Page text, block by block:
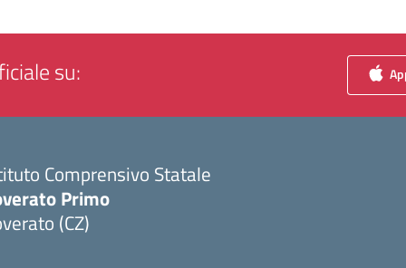
su:
Comprensivo Statale
Primo
(CZ)